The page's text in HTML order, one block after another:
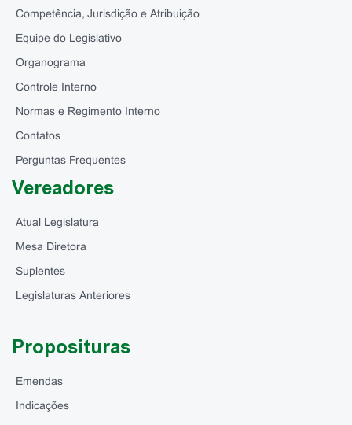
Competência, Jurisdição e Atribuição
Equipe do Legislativo
Organograma
Controle Interno
Normas e Regimento Interno
Contatos
Perguntas Frequentes
Vereadores
Atual Legislatura
Mesa Diretora
Suplentes
Legislaturas Anteriores
Proposituras
Emendas
Indicações